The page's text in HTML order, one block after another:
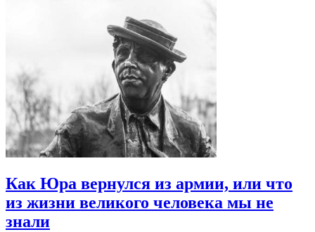
Как Юра вернулся из армии, или что
из жизни великого человека мы не
знали